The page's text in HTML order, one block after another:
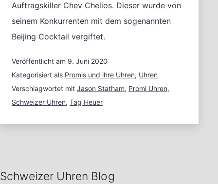
Auftragskiller Chev Chelios. Dieser wurde von
seinem Konkurrenten mit dem sogenannten
Beijing Cocktail vergiftet.
Veröffentlicht am 9. Juni 2020
Kategorisiert als Promis und ihre Uhren, Uhren
Verschlagwortet mit Jason Statham, Promi Uhren,
Schweizer Uhren, Tag Heuer
Schweizer Uhren Blog